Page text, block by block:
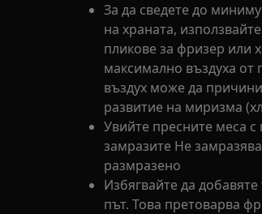
За да сведете до
на храната,
пликове за фризер или
максимално въздуха от
въздух може да
развитие на миризма
Увийте пресните меса
замразите Не
размразено
Избягвайте да
път. Това претоварва